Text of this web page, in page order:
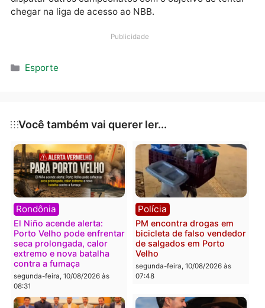
8- Jair Carvalho
Categorias
Esporte
Você também vai querer ler...